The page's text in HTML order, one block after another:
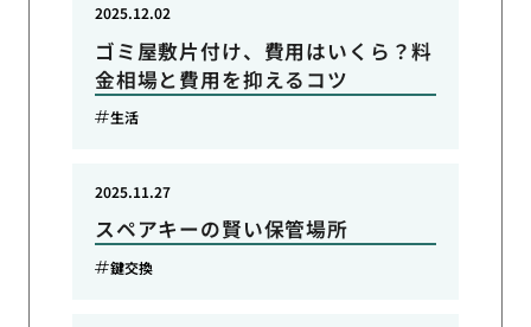
ゴミ屋敷片付け、費用はいくら？料
金相場と費用を抑えるコツ
2025.12.02
生活
スペアキーの賢い保管場所
2025.11.27
鍵交換